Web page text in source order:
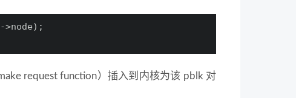
>node);
request function）插入到内核为该 pblk 对